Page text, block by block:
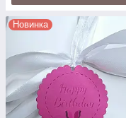
Новинка